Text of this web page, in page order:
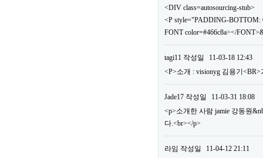
<DIV class=autosourcing-stub>
<P style="PADDING-
FONT color=#466c8a></
tagi11 작성일
11-03-18 12:43
<P>소개 : visionyg 김용기
Jade17 작성일
11-03-31 18:08
<p>소개한 사람 jamie 강동원
다.<br></p>
라임 작성일
11-04-12 21:11